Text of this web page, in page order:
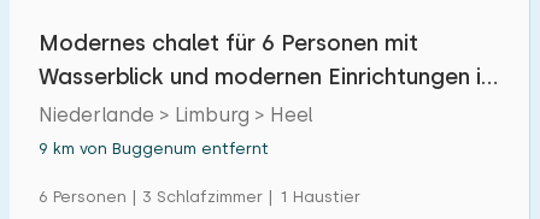
Modernes chalet für 6 Personen mit
Wasserblick und modernen Einrichtungen in
Maasplassen
Niederlande > Limburg > Heel
9 km von Buggenum entfernt
6 Personen | 3 Schlafzimmer | 1 Haustier